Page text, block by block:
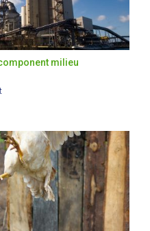
milieu